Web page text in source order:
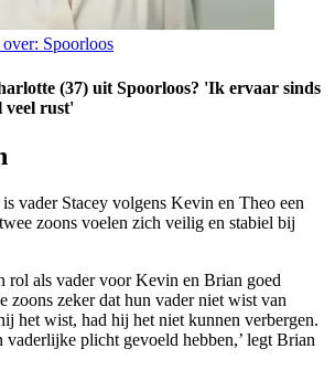
Spoorloos
(37) uit Spoorloos? 'Ik ervaar sinds
veel rust'
vader Stacey volgens Kevin en Theo een
zoons voelen zich veilig en stabiel bij
rol als vader voor Kevin en Brian goed
zoons zeker dat hun vader niet wist van
het wist, had hij het niet kunnen verbergen.
vaderlijke plicht gevoeld hebben,’ legt Brian